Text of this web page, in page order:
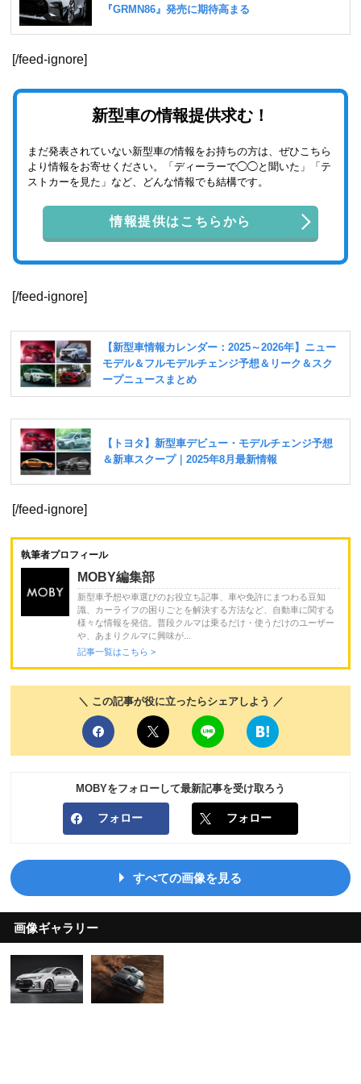
[/feed-ignore]
新型車の情報提供求む！
まだ発表されていない新型車の情報をお持ちの方は、ぜひこちら
より情報をお寄せください。「ディーラーで◯◯と聞いた」「テ
ストカーを見た」など、どんな情報でも結構です。
情報提供はこちらから
[/feed-ignore]
[/feed-ignore]
執筆者プロフィール
MOBY編集部
新型車予想や車選びのお役立ち記事、車や免許にまつわる豆知
識、カーライフの困りごとを解決する方法など、自動車に関する
様々な情報を発信。普段クルマは乗るだけ・使うだけのユーザー
や、あまりクルマに興味が...
記事一覧はこちら >
＼ この記事が役に立ったらシェアしよう ／
MOBYをフォローして最新記事を受け取ろう
フォロー フォロー
すべての画像を見る
画像ギャラリー